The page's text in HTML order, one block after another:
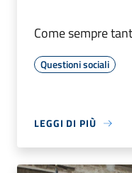
Come sempre
Questioni sociali
LEGGI DI PIÙ